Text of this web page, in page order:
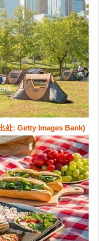
处: Getty Images Bank)